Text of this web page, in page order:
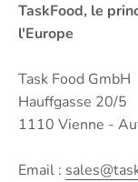
TaskFood, le
l'Europe
Task Food GmbH
Hauffgasse 20/5
1110 Vienne -
Email :